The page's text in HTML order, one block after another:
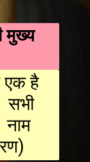
मुख्य
एक है
सभी
नाम